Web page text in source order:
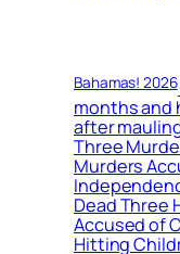
Bahamas! 2026
months and
after
Three
Murders
Dead Three
Accused of
Hitting